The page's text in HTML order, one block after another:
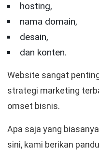
hosting,
nama domain,
desain,
dan konten.
Website sangat
strategi marketing
omset bisnis.
Apa saja yang
sini, kami berikan